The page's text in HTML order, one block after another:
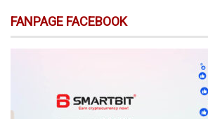
FANPAGE FACEBOOK